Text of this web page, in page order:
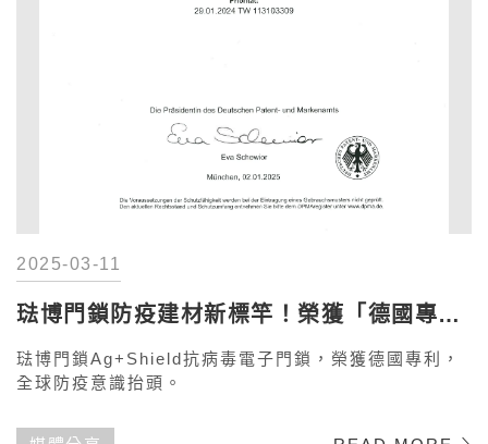
2025-03-11
琺博門鎖防疫建材新標竿！榮獲「德國專
利」
琺博門鎖Ag+Shield抗病毒電子門鎖，榮獲德國專利，
全球防疫意識抬頭。